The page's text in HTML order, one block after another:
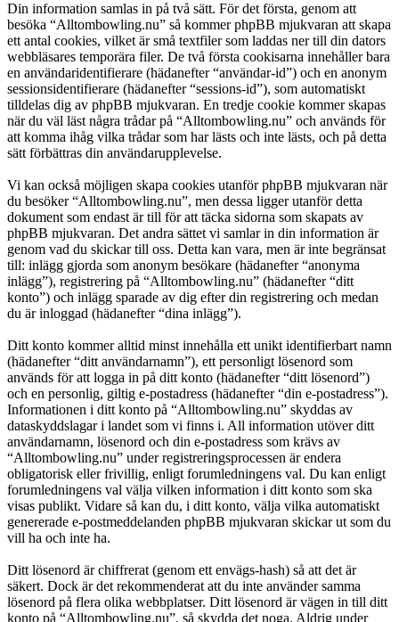
Din information samlas in på två sätt. För det första, genom att
besöka “Alltombowling.nu” så kommer phpBB mjukvaran att skapa
ett antal cookies, vilket är små textfiler som laddas ner till din dators
webbläsares temporära filer. De två första cookisarna innehåller bara
en användaridentifierare (hädanefter “användar-id”) och en anonym
sessionsidentifierare (hädanefter “sessions-id”), som automatiskt
tilldelas dig av phpBB mjukvaran. En tredje cookie kommer skapas
när du väl läst några trådar på “Alltombowling.nu” och används för
att komma ihåg vilka trådar som har lästs och inte lästs, och på detta
sätt förbättras din användarupplevelse.
Vi kan också möjligen skapa cookies utanför phpBB mjukvaran när
du besöker “Alltombowling.nu”, men dessa ligger utanför detta
dokument som endast är till för att täcka sidorna som skapats av
phpBB mjukvaran. Det andra sättet vi samlar in din information är
genom vad du skickar till oss. Detta kan vara, men är inte begränsat
till: inlägg gjorda som anonym besökare (hädanefter “anonyma
inlägg”), registrering på “Alltombowling.nu” (hädanefter “ditt
konto”) och inlägg sparade av dig efter din registrering och medan
du är inloggad (hädanefter “dina inlägg”).
Ditt konto kommer alltid minst innehålla ett unikt identifierbart namn
(hädanefter “ditt användarnamn”), ett personligt lösenord som
används för att logga in på ditt konto (hädanefter “ditt lösenord”)
och en personlig, giltig e-postadress (hädanefter “din e-postadress”).
Informationen i ditt konto på “Alltombowling.nu” skyddas av
dataskyddslagar i landet som vi finns i. All information utöver ditt
användarnamn, lösenord och din e-postadress som krävs av
“Alltombowling.nu” under registreringsprocessen är endera
obligatorisk eller frivillig, enligt forumledningens val. Du kan enligt
forumledningens val välja vilken information i ditt konto som ska
visas publikt. Vidare så kan du, i ditt konto, välja vilka automatiskt
genererade e-postmeddelanden phpBB mjukvaran skickar ut som du
vill ha och inte ha.
Ditt lösenord är chiffrerat (genom ett envägs-hash) så att det är
säkert. Dock är det rekommenderat att du inte använder samma
lösenord på flera olika webbplatser. Ditt lösenord är vägen in till ditt
konto på “Alltombowling.nu”, så skydda det noga. Aldrig under